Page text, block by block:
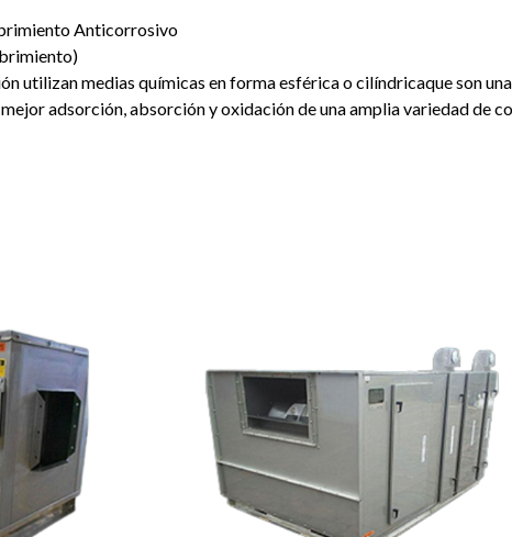
Anticorrosivo
utilizan medias químicas en forma esférica o cilíndricaque son
adsorción, absorción y oxidación de una amplia variedad de